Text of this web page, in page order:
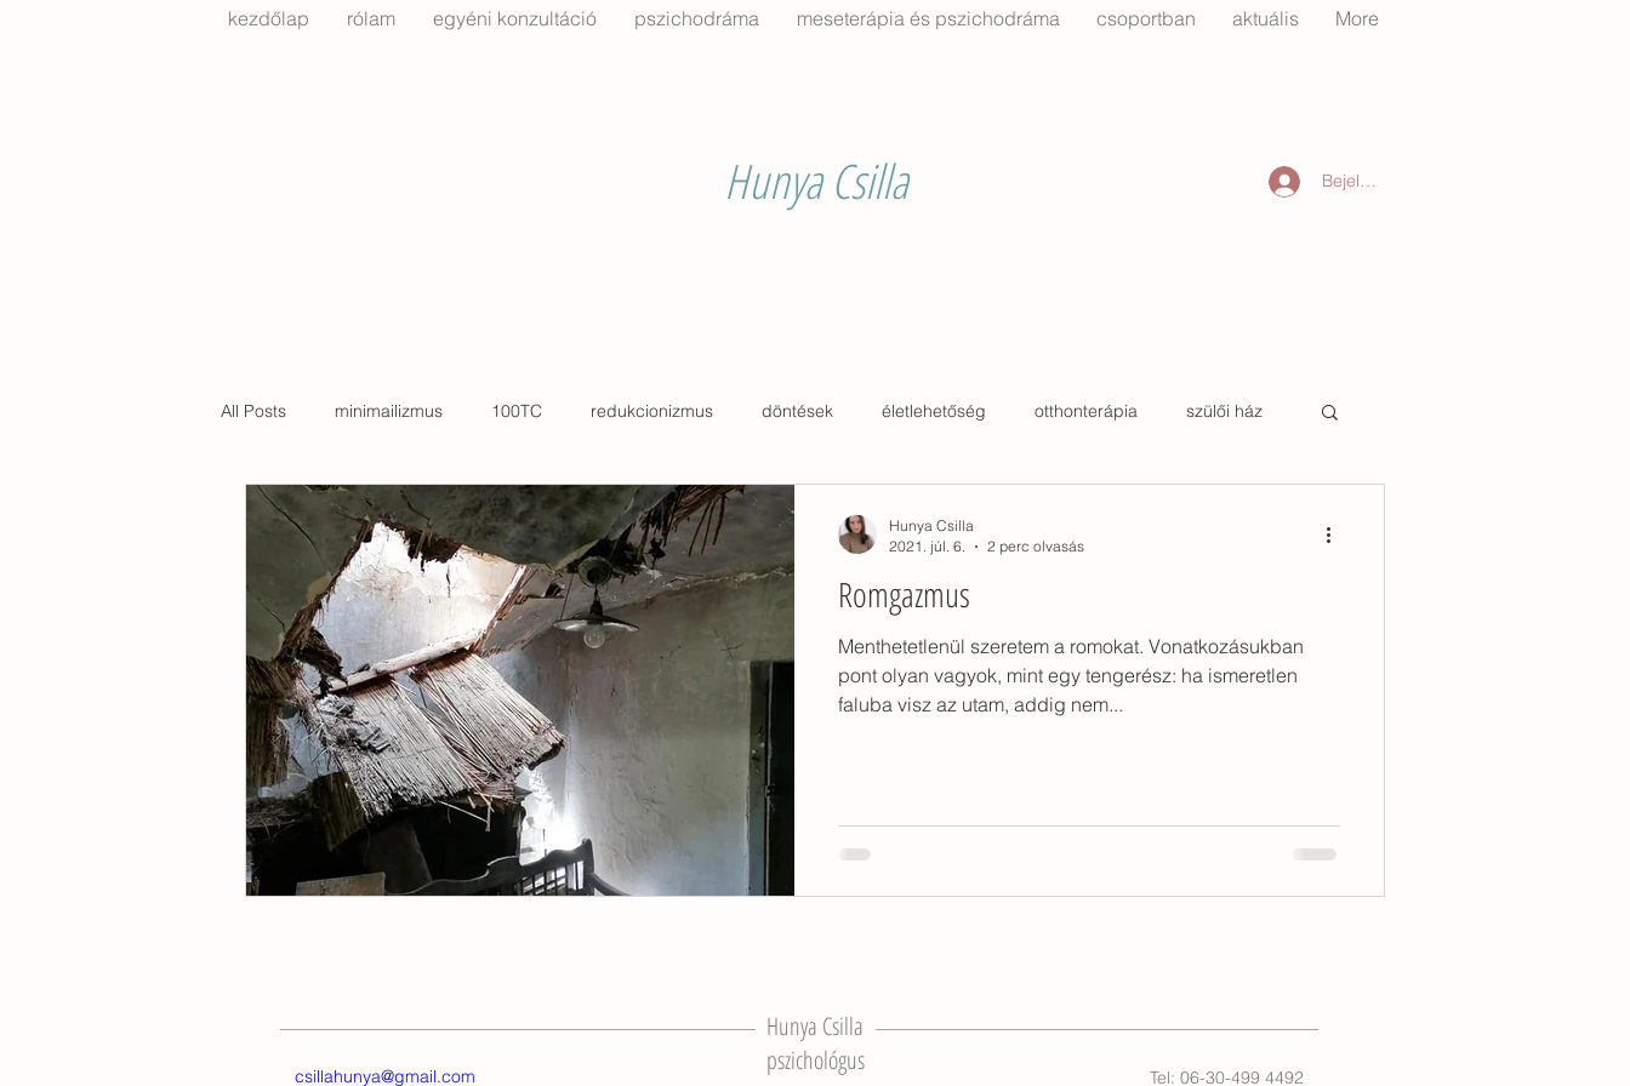
kezdőlap rólam egyéni konzultáció pszichodráma meseterápia és pszichodráma csoportban aktuális More
Hunya Csilla Bejelentkezés
All Posts minimailizmus 100TC redukcionizmus döntések életlehetőség otthonterápia szülői ház
költözés Bachelard kert kertészkedés ház
kirakat otthon reprezentáció tárgyak gyerekkor konyhaasztal
étkezőasztal nyaraló szerető környezeti tanulás zarándoklat
Romgazmus
Menthetetlenül szeretem a romokat. Vonatkozásukban
pont olyan vagyok, mint egy tengerész: ha ismeretlen
faluba visz az utam, addig nem...
Hunya Csilla
2021. júl. 6.
2 perc olvasás
csillahunya@gmail.com Tel: 06-30-499 4492
Hunya Csilla
pszichológus